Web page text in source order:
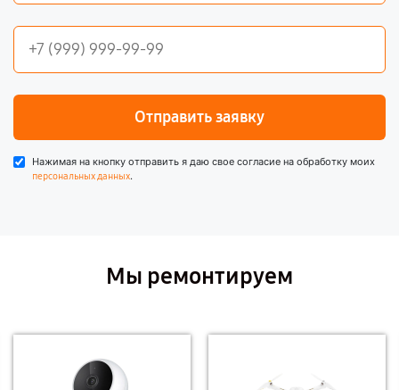
Отправить заявку
Нажимая на кнопку отправить я даю свое согласие на обработку моих
персональных данных.
Мы ремонтируем